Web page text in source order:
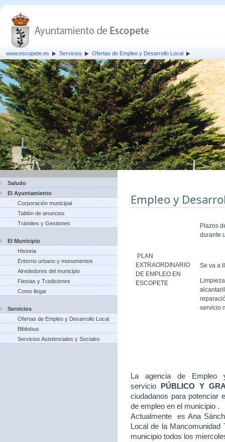
www.escopete.es Servicios Ofertas de Empleo y Desarrollo Local
Saludo
El Ayuntamiento
Corporación municipal
Tablón de anuncios
Trámites y Gestiones
El Municipio
Historia
Entorno urbano y monumentos
Alrededores del municipio
Fiestas y Tradiciones
Como llegar
Servicios
Ofertas de Empleo y Desarrollo Local
Bibliobus
Servicios Asistenciales y Sociales
Empleo y
PLAN
EXTRAORDINARIO
DE EMPLEO EN
ESCOPETE
Plazos
durante
Se va a
servicio
La agencia de Empleo
servicio
PÚBLICO Y
ciudadanos para potenciar
de empleo en el municipio .
Actualmente es Ana
Local de la Mancomunidad
municipio todos los